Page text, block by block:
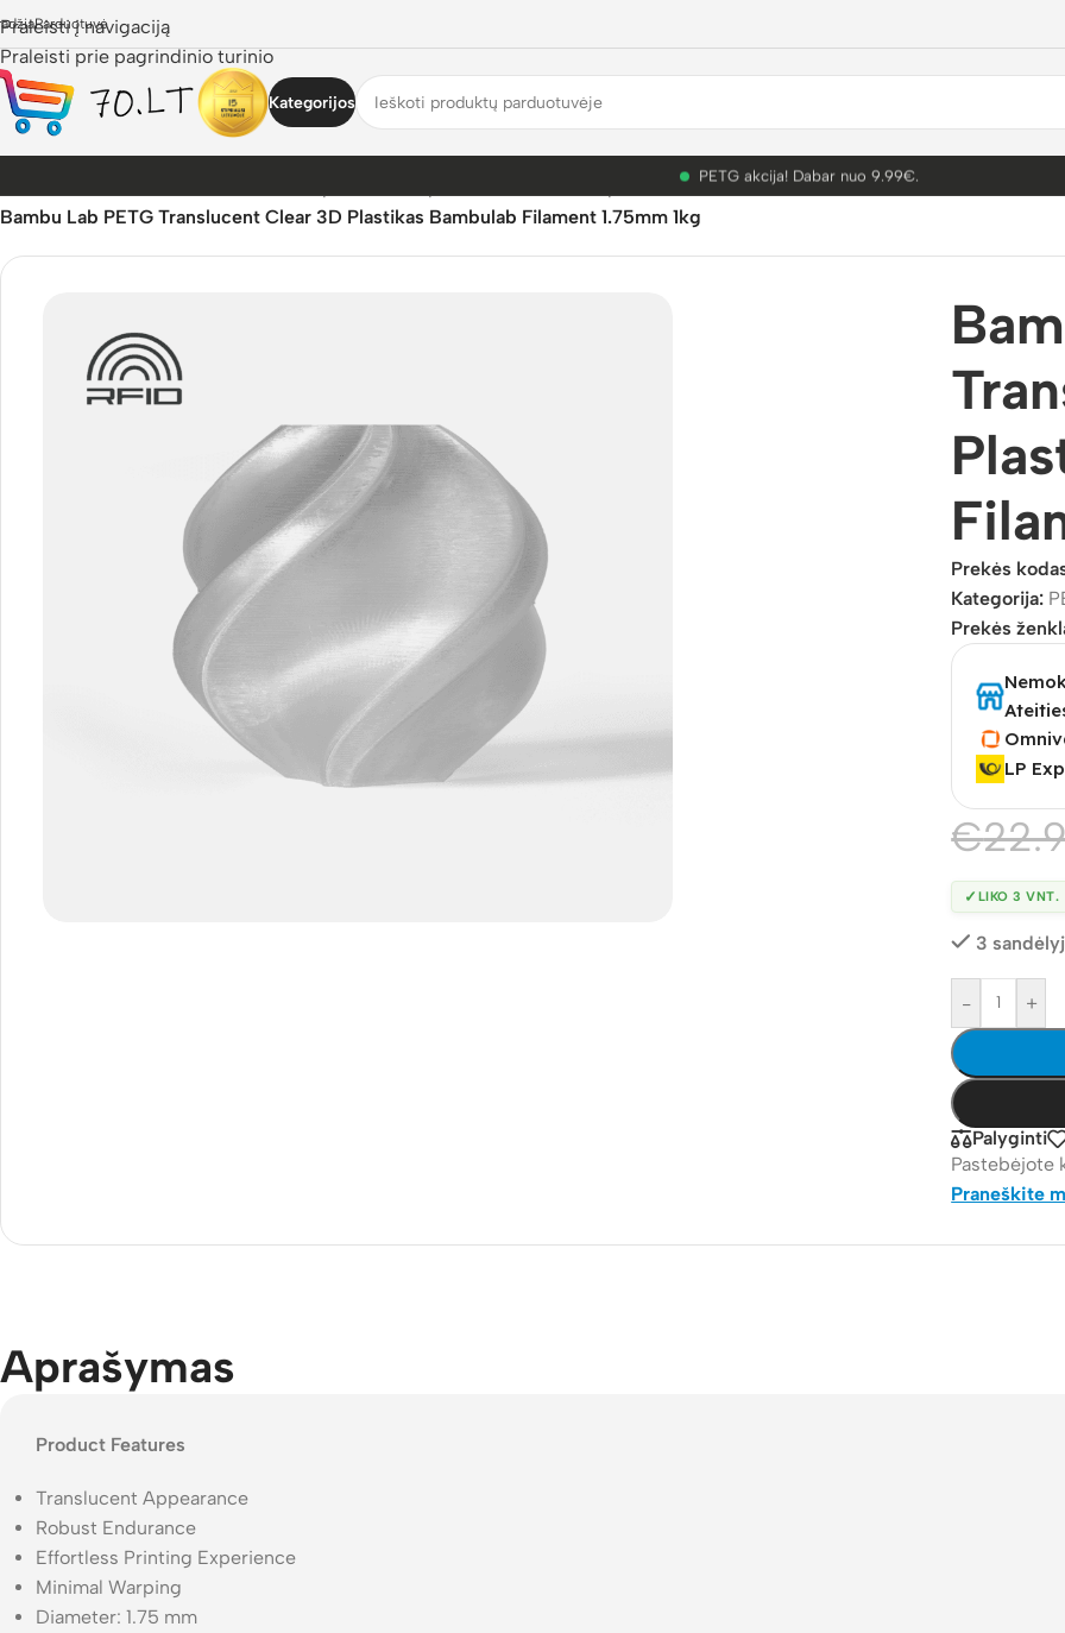
Praleisti į navigaciją
Praleisti prie pagrindinio turinio
Parduotuvė
Kategorijos
PETG akcija! Dabar nuo 9.99€.
/PETG Translucent /
Bambu Lab PETG Translucent Clear 3D Plastikas Bambulab Filament 1.75mm 1kg
Prekės
Kategorija:
Prekės
LP
€
✓ LIKO 3 VNT.
3
- +
Palyginti
Pastebėjote
Praneškite
Aprašymas
Product Features
Translucent Appearance
Robust Endurance
Effortless Printing Experience
Minimal Warping
Diameter: 1.75 mm